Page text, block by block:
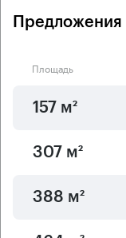
Площадь
157 м²
307 м²
388 м²